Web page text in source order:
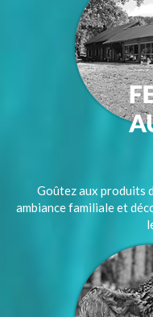
Goûtez aux produits
ambiance familiale et